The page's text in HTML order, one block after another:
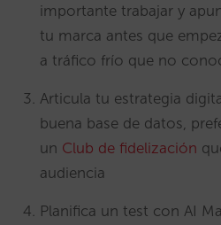
importante trabajar y
tu marca antes que
a tráfico frío que no
Articula tu estrategia
buena base de datos,
un Club de fidelización
audiencia
Planifica un test con AI